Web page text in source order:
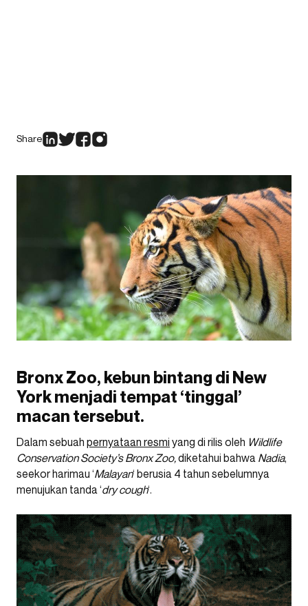
Share
Bronx Zoo, kebun bintang di New
York menjadi tempat ‘tinggal’
macan tersebut.
Dalam sebuah pernyataan resmi yang di rilis oleh Wildlife
Conservation Society’s Bronx Zoo,diketahui bahwa Nadia,
seekor harimau ‘Malayan‘ berusia 4 tahun sebelumnya
menujukan tanda ‘dry cough‘.